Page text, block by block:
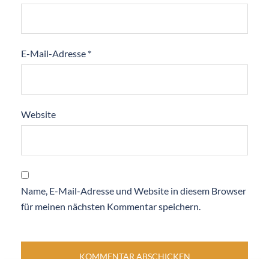
E-Mail-Adresse *
Website
Name, E-Mail-Adresse und Website in diesem Browser
für meinen nächsten Kommentar speichern.